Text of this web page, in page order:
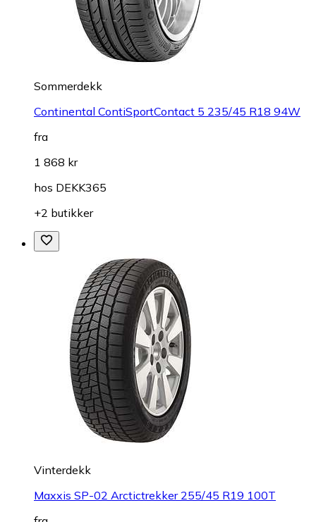
Sommerdekk
Continental ContiSportContact 5 235/45 R18 94W
fra
1 868 kr
hos DEKK365
+2 butikker
Vinterdekk
Maxxis SP-02 Arctictrekker 255/45 R19 100T